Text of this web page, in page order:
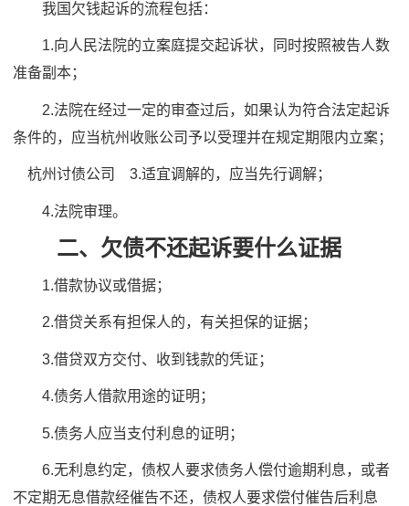
我国欠钱起诉的流程包括：
1.向人民法院的立案庭提交起诉状，同时按照被告人数
准备副本；
2.法院在经过一定的审查过后，如果认为符合法定起诉
条件的，应当杭州收账公司予以受理并在规定期限内立案；
杭州讨债公司 3.适宜调解的，应当先行调解；
4.法院审理。
二、欠债不还起诉要什么证据
1.借款协议或借据；
2.借贷关系有担保人的，有关担保的证据；
3.借贷双方交付、收到钱款的凭证；
4.债务人借款用途的证明；
5.债务人应当支付利息的证明；
6.无利息约定，债权人要求债务人偿付逾期利息，或者
不定期无息借款经催告不还，债权人要求偿付催告后利息